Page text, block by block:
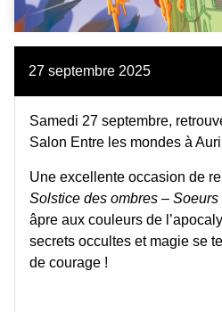
27 septembre 2025
Samedi 27 septembre,
Salon Entre les mondes à
Une excellente occasion de
Solstice des ombres –
âpre aux couleurs de
secrets occultes et magie se
de courage !